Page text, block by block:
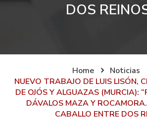
DOS
Home
Noticias
NUEVO TRABAJO DE LUIS LISÓN,
DE OJÓS Y ALGUAZAS (MURCIA):
DÁVALOS MAZA Y
CABALLO ENTRE DOS